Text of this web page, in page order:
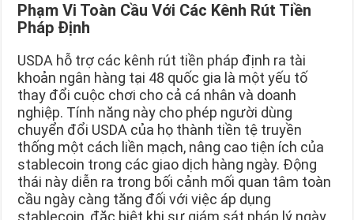
Phạm Vi Toàn Cầu Với Các Kênh Rút Tiền
Pháp Định
USDA hỗ trợ các kênh rút tiền pháp định ra tài
khoản ngân hàng tại 48 quốc gia là một yếu tố
thay đổi cuộc chơi cho cả cá nhân và doanh
nghiệp. Tính năng này cho phép người dùng
chuyển đổi USDA của họ thành tiền tệ truyền
thống một cách liền mạch, nâng cao tiện ích của
stablecoin trong các giao dịch hàng ngày. Động
thái này diễn ra trong bối cảnh mối quan tâm toàn
cầu ngày càng tăng đối với việc áp dụng